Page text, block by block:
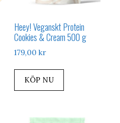
Heey! Veganskt Protein
Cookies & Cream 500 g
179,00kr
KÖP NU